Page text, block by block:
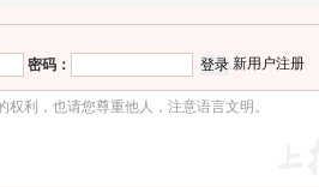
密码： 新用户注册